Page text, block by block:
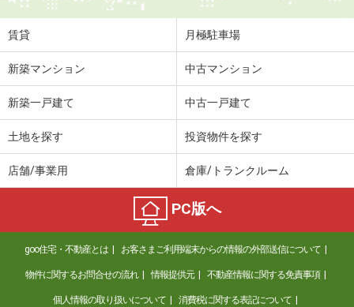
専有面積
長崎県西彼杵郡長与町高田郷
6.10万円
長崎県長崎市江平１
4.80万円
住 所
長崎県長崎市江平１
専有面積 19.87m²
間取り
1K
長崎県長崎市岩見町
賃貸 月極駐車場
新築マンション 中古マンション
新築一戸建て 中古一戸建て
土地を探す 投資物件を探す
店舗/事業用 倉庫/トランクルーム
PC版へ
goo住宅・不動産とは お客さまご利用端末からの情報の外部送信について
物件に関するお問合せの流れ 情報提供元 不動産情報に関する免責事項
個人情報の取り扱いについて 消費税に関する表記について